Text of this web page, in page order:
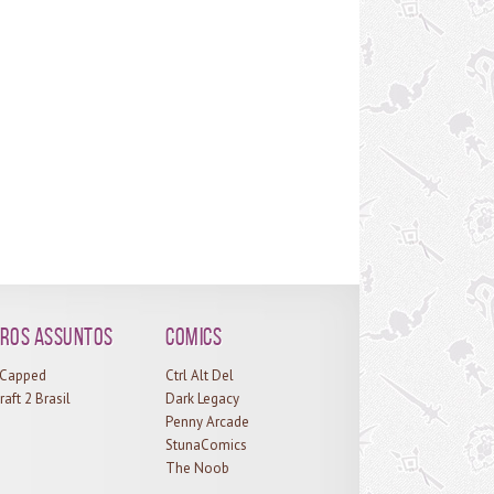
assuntos
2 Brasil
Comics
Ctrl Alt Del
Dark Legacy
Penny Arcade
StunaComics
The Noob